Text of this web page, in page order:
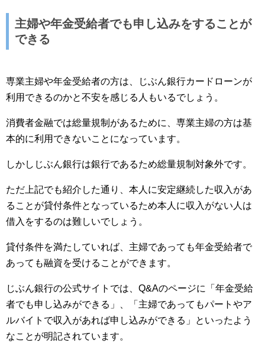
主婦や年金受給者でも申し込みをすることが
できる
専業主婦や年金受給者の方は、じぶん銀行カードローンが
利用できるのかと不安を感じる人もいるでしょう。
消費者金融では総量規制があるために、専業主婦の方は基
本的に利用できないことになっています。
しかしじぶん銀行は銀行であるため総量規制対象外です。
ただ上記でも紹介した通り、本人に安定継続した収入があ
ることが貸付条件となっているため本人に収入がない人は
借入をするのは難しいでしょう。
貸付条件を満たしていれば、主婦であっても年金受給者で
あっても融資を受けることができます。
じぶん銀行の公式サイトでは、Q&Aのページに「年金受給
者でも申し込みができる」、「主婦であってもパートやア
ルバイトで収入があれば申し込みができる」といったよう
なことが明記されています。